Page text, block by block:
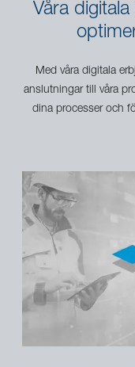
Våra
Med våra digitala
anslutningar till våra
dina processer och